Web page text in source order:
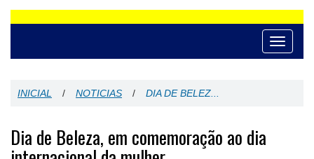
Toggle
INICIAL / NOTICIAS / DIA DE BELEZ...
Dia de Beleza, em comemoração ao dia